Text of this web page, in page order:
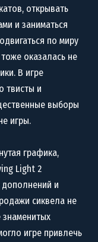
открывать
и заниматься
по миру
оказалась не
В игре
твисты и
выборы
игры.
графика,
Light 2
дополнений и
сиквела не
игре привлечь